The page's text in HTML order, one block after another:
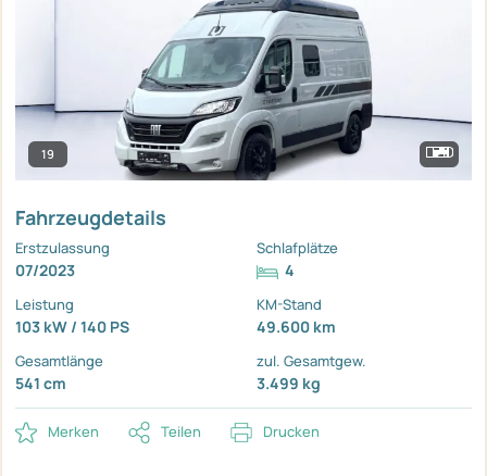
19
Fahrzeugdetails
Erstzulassung
07/2023
Schlafplätze
4
Leistung
103 kW / 140 PS
KM-Stand
49.600 km
Gesamtlänge
541 cm
zul. Gesamtgew.
3.499 kg
Merken Teilen Drucken